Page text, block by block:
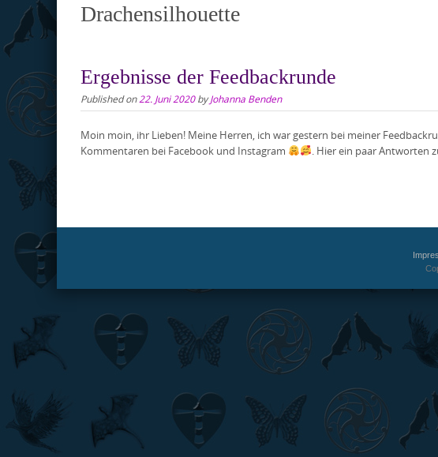
Drachensilhouette
Ergebnisse der Feedbackrunde
Published on22. Juni 2020byJohanna Benden
Moin moin, ihr Lieben! Meine Herren, ich war gestern bei meiner
Kommentaren bei Facebook und Instagram
. Hier ein paar Antworten